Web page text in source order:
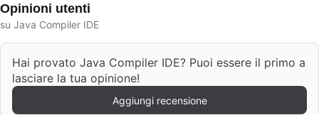
Opinioni utenti
su Java Compiler IDE
Hai provato Java Compiler IDE? Puoi essere il primo a
lasciare la tua opinione!
Aggiungi recensione